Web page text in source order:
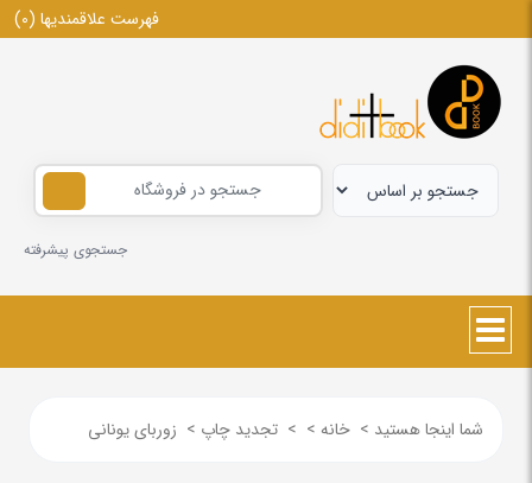
فهرست علاقمندیها (0)
جستجوی پیشرفته
شما اینجا هستید > خانه >
> تجدید چاپ > زوربای یونانی